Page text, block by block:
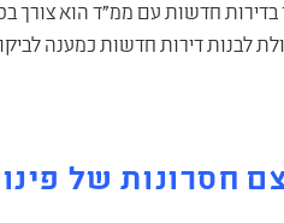
חדשות עם ממ"ד הוא צורך
לבנות דירות חדשות כמענה
חסרונות של